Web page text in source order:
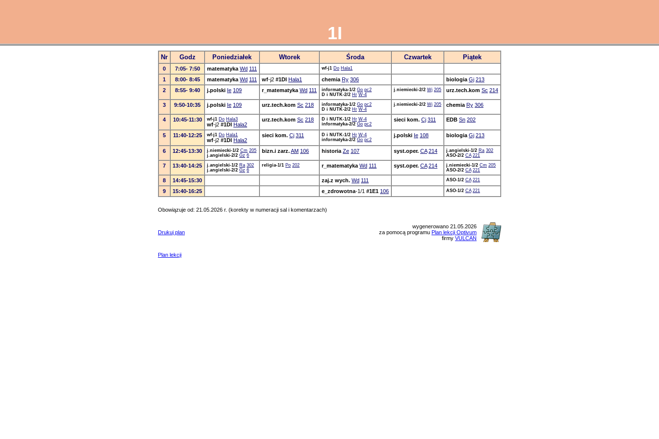
1I
Nr Godz Poniedziałek Wtorek Środa Czwartek Piątek
0 7:05- 7:50 matematyka Wd 111 wf-j1 Do Hala1
1 8:00- 8:45 matematyka Wd 111 wf-j2 #1DI Hala1 chemia Ry 306 biologia Gj 213
2
8:55- 9:40 j.polski Ie 109 r_matematyka Wd 111 informatyka-1/2 Go pc2
D i NUTK-2/2 Hr W-4
j.niemiecki-2/2 Wj 205 urz.tech.kom Sc 214
3 9:50-10:35 j.polski Ie 109 urz.tech.kom Sc 218 informatyka-1/2 Go pc2
D i NUTK-2/2 Hr W-4
j.niemiecki-2/2 Wj 205 chemia Ry 306
4 10:45-11:30 wf-j1 Do Hala3
wf-j2 #1DI Hala2
urz.tech.kom Sc 218 D i NUTK-1/2 Hr W-4
informatyka-2/2 Go pc2
sieci kom. Cj 311 EDB Sn 202
5 11:40-12:25 wf-j1 Do Hala1
wf-j2 #1DI Hala2
sieci kom. Cj 311 D i NUTK-1/2 Hr W-4
informatyka-2/2 Go pc2
j.polski Ie 108 biologia Gj 213
6 12:45-13:30 j.niemiecki-1/2 Cm 205
j.angielski-2/2 Gz 6
bizn.i zarz.AM 106 historia Ze 107 syst.oper. CA 214 j.angielski-1/2 Ra 302
ASO-2/2 CA 221
7 13:40-14:25 j.angielski-1/2 Ra 302
j.angielski-2/2 Gz 6
religia-1/1 Po 202 r_matematyka Wd 111 syst.oper. CA 214 j.niemiecki-1/2 Cm 205
ASO-2/2 CA 221
8 14:45-15:30 zaj.z wych. Wd 111 ASO-1/2 CA 221
9 15:40-16:25 e_zdrowotna-1/1 #1E1 106 ASO-1/2 CA 221
Obowiązuje od: 21.05.2026 r. (korekty w numeracji sal i komentarzach)
Drukuj plan
wygenerowano 21.05.2026
za pomocą programu Plan lekcji Optivum
firmy VULCAN
Plan lekcji